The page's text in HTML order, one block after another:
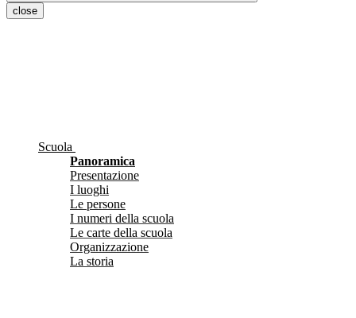
close
Scuola
Panoramica
Presentazione
I luoghi
Le persone
I numeri della scuola
Le carte della scuola
Organizzazione
La storia